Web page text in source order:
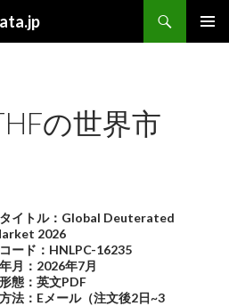
の世界市
タイトル：Global Deuterated
2026
コード：HNLPC-16235
月：2026年7月
態：英文PDF
方法：Eメール（注文後2日~3